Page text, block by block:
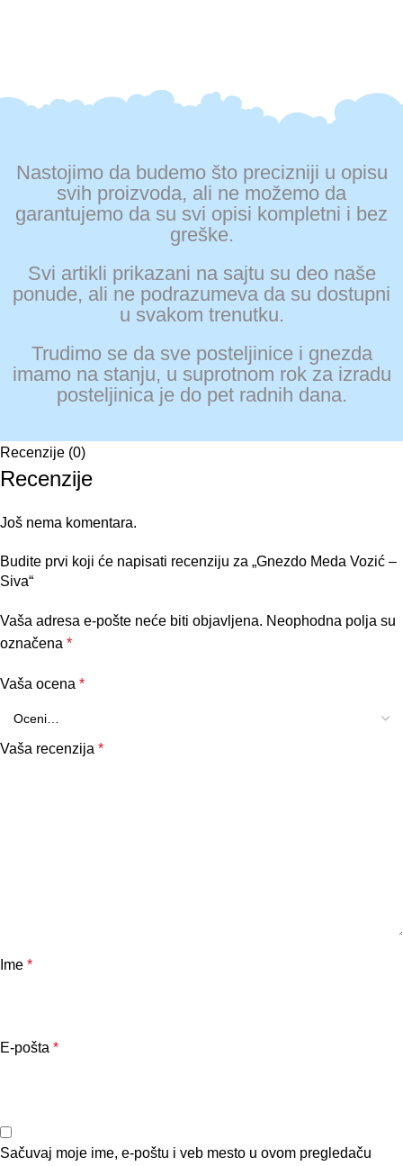
Nastojimo da budemo što precizniji u opisu
svih proizvoda, ali ne možemo da
garantujemo da su svi opisi kompletni i bez
greške.
Svi artikli prikazani na sajtu su deo naše
ponude, ali ne podrazumeva da su dostupni
u svakom trenutku.
Trudimo se da sve posteljinice i gnezda
imamo na stanju, u suprotnom rok za izradu
posteljinica je do pet radnih dana.
Recenzije (0)
Recenzije
Još nema komentara.
Budite prvi koji će napisati recenziju za „Gnezdo Meda Vozić –
Siva“
Vaša adresa e-pošte neće biti objavljena. Neophodna polja su
označena *
Vaša ocena *
Vaša recenzija *
Ime *
E-pošta *
Sačuvaj moje ime, e-poštu i veb mesto u ovom pregledaču